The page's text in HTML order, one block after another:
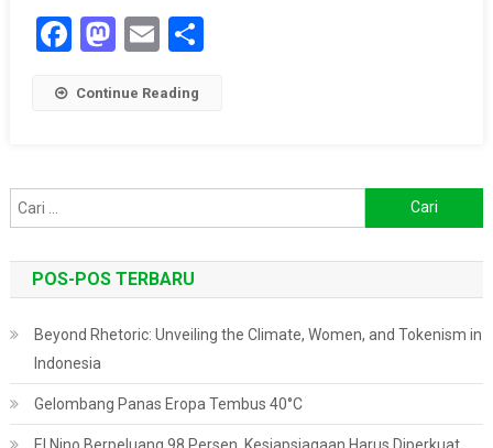
Facebook
Mastodon
EmailShare
Continue Reading
untuk:
POS-POS TERBARU
Beyond Rhetoric: Unveiling the Climate, Women, and Tokenism in
Indonesia
Gelombang Panas Eropa Tembus 40°C
El Nino Berpeluang 98 Persen, Kesiapsiagaan Harus Diperkuat